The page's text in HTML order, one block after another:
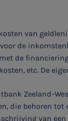
van
de
de
etc. De
Zeeland-
die behoren
van